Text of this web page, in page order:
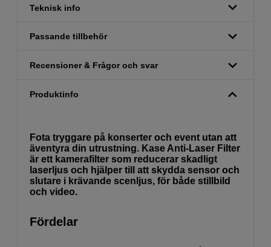
Teknisk info
Passande tillbehör
Recensioner & Frågor och svar
Produktinfo
Fota tryggare på konserter och event utan att
äventyra din utrustning. Kase Anti-Laser Filter
är ett kamerafilter som reducerar skadligt
laserljus och hjälper till att skydda sensor och
slutare i krävande scenljus, för både stillbild
och video.
Fördelar